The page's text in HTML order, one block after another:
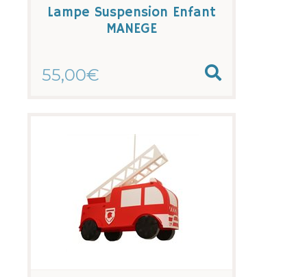
Lampe Suspension Enfant
MANEGE
55,00€